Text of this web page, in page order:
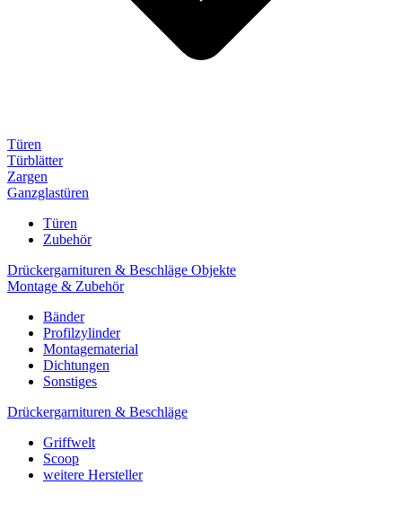
Türen
Türblätter
Zargen
Ganzglastüren
Türen
Zubehör
Drückergarnituren & Beschläge Objekte
Montage & Zubehör
Bänder
Profilzylinder
Montagematerial
Dichtungen
Sonstiges
Drückergarnituren & Beschläge
Griffwelt
Scoop
weitere Hersteller